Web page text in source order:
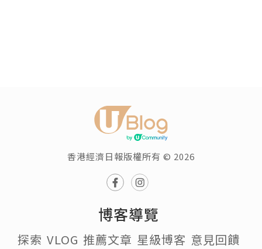
香港經濟日報版權所有 © 2026
博客導覽
探索 VLOG 推薦文章 星級博客 意見回饋